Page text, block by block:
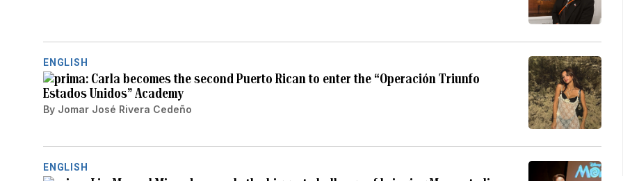
ENGLISH
Carla becomes the second Puerto Rican to enter the “Operación Triunfo
Estados Unidos” Academy
By Jomar José Rivera Cedeño
ENGLISH